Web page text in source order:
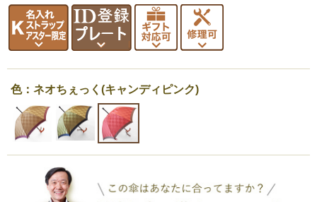
色：ネオちぇっく(キャンディピンク)